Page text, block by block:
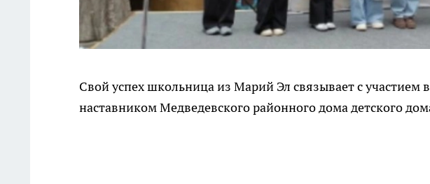
Свой успех школьница из Марий Эл связывает с участием
наставником Медведевского районного дома детского